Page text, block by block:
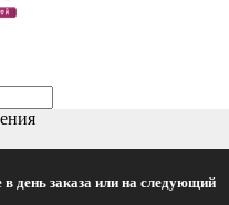
день заказа или на следующий